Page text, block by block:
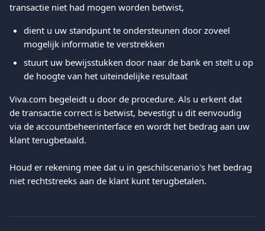
transactie niet had mogen worden betwist,
dient u uw standpunt te ondersteunen door zoveel
mogelijk informatie te verstrekken
stuurt uw bewijsstukken door naar de bank en stelt u op
de hoogte van het uiteindelijke resultaat
Viva.com begeleidt u door de procedure. Als u erkent dat
de transactie correct is betwist, bevestigt u dit eenvoudig
via de accountbeheerinterface en wordt het bedrag aan uw
klant terugbetaald.
Houd er rekening mee dat u in geschilscenario's het bedrag
niet rechtstreeks aan de klant kunt terugbetalen.